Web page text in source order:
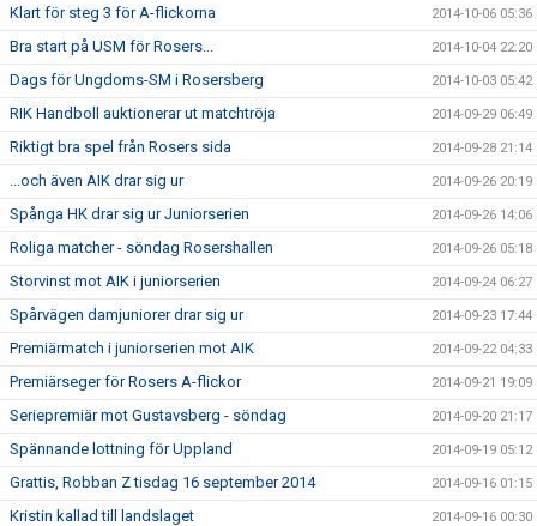
Klart för steg 3 för A-flickorna 2014-10-06 05:36
Bra start på USM för Rosers... 2014-10-04 22:20
Dags för Ungdoms-SM i Rosersberg 2014-10-03 05:42
RIK Handboll auktionerar ut matchtröja 2014-09-29 06:49
Riktigt bra spel från Rosers sida 2014-09-28 21:14
...och även AIK drar sig ur 2014-09-26 20:19
Spånga HK drar sig ur Juniorserien 2014-09-26 14:06
Roliga matcher - söndag Rosershallen 2014-09-26 05:18
Storvinst mot AIK i juniorserien 2014-09-24 06:27
Spårvägen damjuniorer drar sig ur 2014-09-23 17:44
Premiärmatch i juniorserien mot AIK 2014-09-22 04:33
Premiärseger för Rosers A-flickor 2014-09-21 19:09
Seriepremiär mot Gustavsberg - söndag 2014-09-20 21:17
Spännande lottning för Uppland 2014-09-19 05:12
Grattis, Robban Z tisdag 16 september 2014 2014-09-16 01:15
Kristin kallad till landslaget 2014-09-16 00:30